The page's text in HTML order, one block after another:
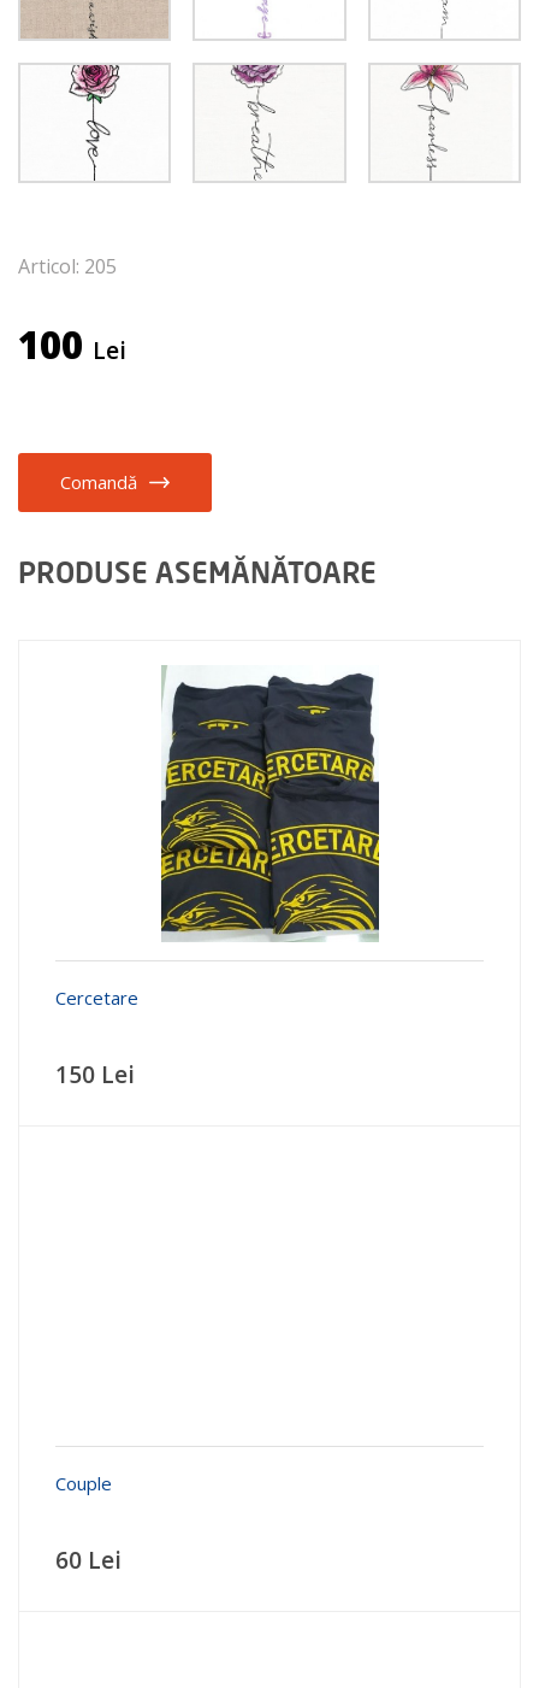
Articol: 205
100 Lei
Comandă
PRODUSE ASEMĂNĂTOARE
Cercetare
150 Lei
Couple
60 Lei